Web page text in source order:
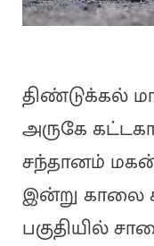
திண்டுக்கல்
அருகே
சந்தானம் மகன்
இன்று காலை
பகுதியில்